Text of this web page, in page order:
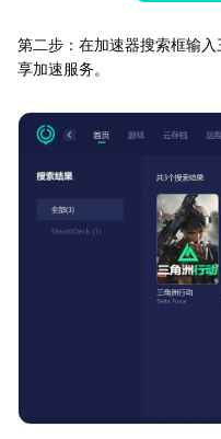
第二步：在加速器搜索框输
享加速服务。